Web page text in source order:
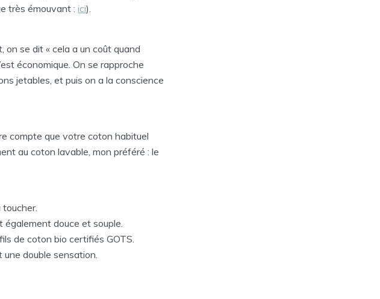
très émouvant : ici).
on se dit « cela a un coût quand
économique. On se rapproche
jetables, et puis on a la conscience
compte que votre coton habituel
au coton lavable, mon préféré : le
douce et souple.
de coton bio certifiés GOTS.
double sensation.